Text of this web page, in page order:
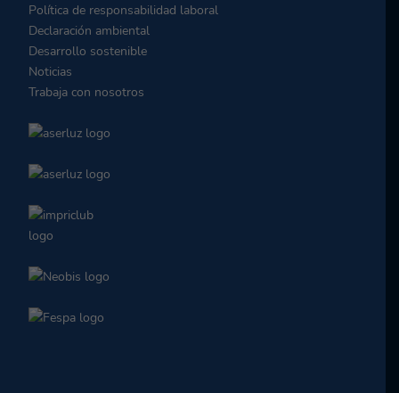
Política de responsabilidad laboral
Declaración ambiental
Desarrollo sostenible
Noticias
Trabaja con nosotros